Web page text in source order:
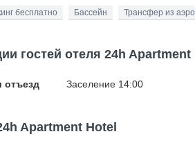
бесплатно Бассейн Трансфер из
гостей отеля 24h Apartment
отъезд Заселение 14:00
Apartment Hotel